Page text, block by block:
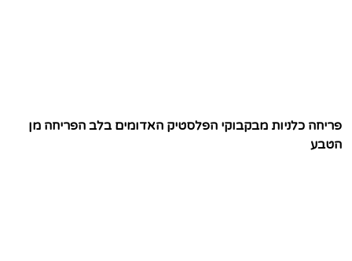
פריחה כלניות מבקבוקי הפלסטיק האדומים בלב הפריחה מן
הטבע